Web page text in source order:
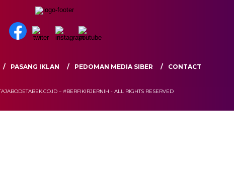
PASANG IKLAN PEDOMAN MEDIA SIBER CONTACT
– #BERFIKIRJERNIH - ALL RIGHTS RESERVED